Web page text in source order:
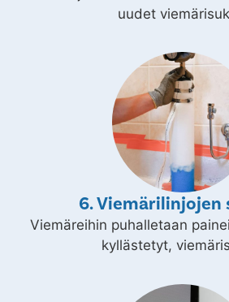
uudet
6. Viemärilinjojen
Viemäreihin puhalletaan
kyllästetyt,